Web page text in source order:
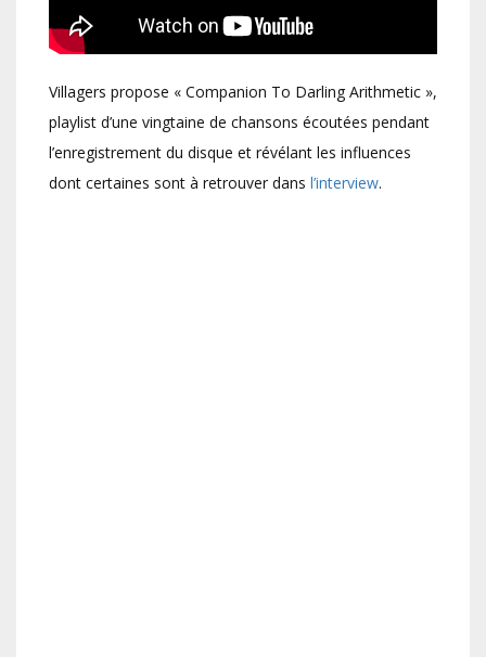
Villagers propose « Companion To Darling Arithmetic »,
playlist d’une vingtaine de chansons écoutées pendant
l’enregistrement du disque et révélant les influences
dont certaines sont à retrouver dans l’interview.